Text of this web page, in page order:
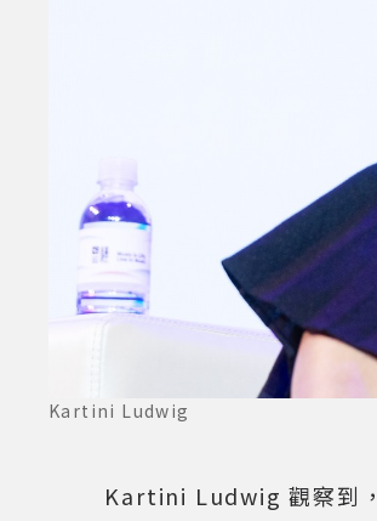
Kartini Ludwig
Kartini Ludwig 觀察到，市